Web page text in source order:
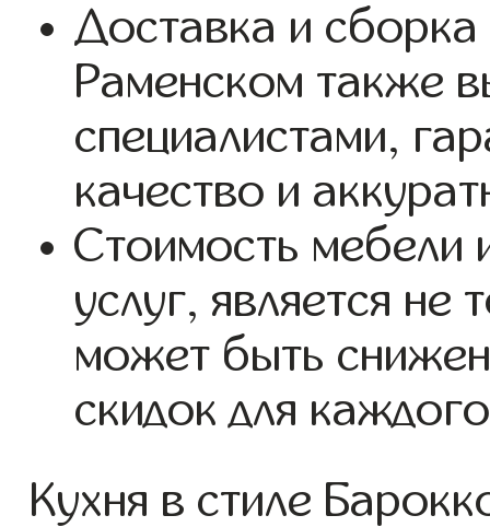
Доставка и
Раменском также
специалистами,
качество и
Стоимость мебели
услуг, является не
может быть
скидок для
Кухня в стиле